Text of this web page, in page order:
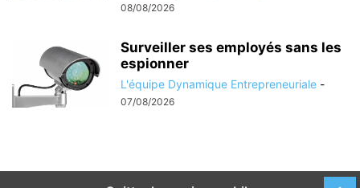
08/08/2026
Surveiller ses employés sans les
espionner
L'équipe Dynamique Entrepreneuriale -
07/08/2026